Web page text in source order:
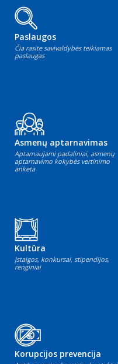
Paslaugos
Čia rasite savivaldybės teikiamas
paslaugas
Asmenų aptarnavimas
Aptarnaujami padaliniai, asmenų
aptarnavimo kokybės vertinimo
anketa
Kultūra
Įstaigos, konkursai, stipendijos,
renginiai
Korupcijos prevencija